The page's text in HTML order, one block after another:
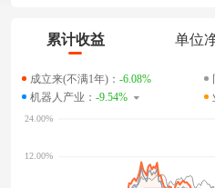
累计收益 单位
成立来(不满1年)： -6.08%
机器人产业： -9.54%